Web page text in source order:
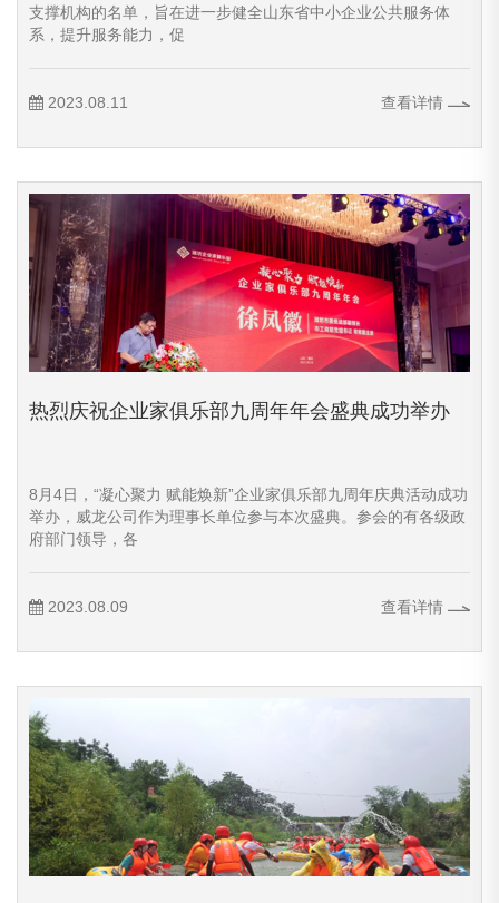
支撑机构的名单，旨在进一步健全山东省中小企业公共服务体
系，提升服务能力，促
2023.08.11 查看详情
热烈庆祝企业家俱乐部九周年年会盛典成功举办
8月4日，“凝心聚力 赋能焕新”企业家俱乐部九周年庆典活动成功
举办，威龙公司作为理事长单位参与本次盛典。参会的有各级政
府部门领导，各
2023.08.09 查看详情